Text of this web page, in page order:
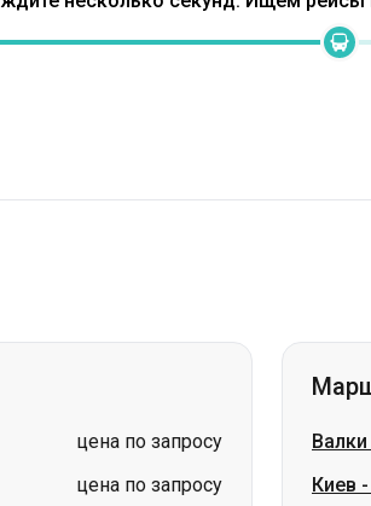
цена по запросу
цена по запросу
Львов
Ровно